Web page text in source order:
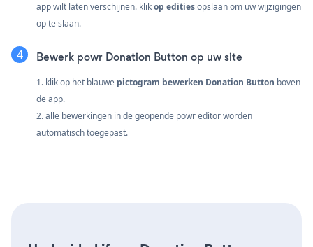
app wilt laten verschijnen. klikop editiesopslaan om uw wijzigingen
op te slaan.
Bewerk powr Donation Button op uw site
1. klik op het blauwe pictogram bewerken Donation Button boven
de app.
2. alle bewerkingen in de geopende powr editor worden
automatisch toegepast.